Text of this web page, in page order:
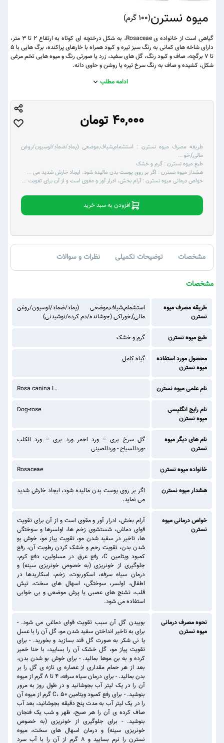
میوه نسترن(100 گرم )
گیاهی است از خانواده ی Rosaceae، به شکل درختچه ای کوتاه به ارتفاع 2 تا 3 متر،
دارای شاخه های کمانی به رنگ سبز تیره و کبود همراه با خارهای پراکنده، برگ هایی با 5
تا 7 برگچه، صاف و کبود رنگ، گل های سفید، زرد یا صورتی رنگ و میوه هایی تخم مرغی
شکل، کشیده و صاف به رنگ سرخ تیره یا روشن و حاوی دانه.
ادامه مطلب
40,000 تومان
طریقه مصرف میوه نسترن : استشمام,شیاف,موضعی (پماد/ضماد/لوسیون/روغن
مالی),خو...
طبع میوه نسترن : گرم و خشک
هشدار میوه نسترن : اگر بر روی پوست بدن مالیده شود، ایجاد خارش شدید می...
خواص درمانی میوه نسترن :آرام بخش، ادرار آور و مقوی است و از آن برای تقویت...
افزودن به سبد خرید
مشخصات توضیحات تکمیلی نظرات و سوالات
مشخصات
طریقه مصرف میوه
نسترن
استشمام,شیاف,موضعی (پماد/ضماد/لوسیون/روغن
مالی),خوراکی (جوشانده/دم کرده/نوشیدنی)
طبع میوه نسترن گرم و خشک
محصول مورد استفاده
میوه نسترن
گیاه کامل
نام علمی میوه نسترن Rosa canina L.
نام رایج انگلیسی
میوه نسترن
Dog-rose
نام های دیگر میوه
نسترن
گل سرخ بری – ورد احمر ورد بری – ورد الکلب
-وردالسیاح - وردالصینی
خانواده میوه نسترن Rosaceae
هشدار میوه نسترن
اگر بر روی پوست بدن مالیده شود، ایجاد خارش شدید
می نماید.
خواص درمانی میوه
نسترن
آرام بخش، ادرار آور و مقوی است و از آن برای تقویت
قوای دماغی، شستشوی زخم ها، اولسرها و سوختگی
ها، تاخیر در سفید شدن مو، تقویت پیاز مو، خوش بو
شدن بدن، تقویت رحم و خشک کردن رطوبت آن، رفع
کمبود ویتامین C، رفع عرق در مسلولین، دفع کرم،
جلوگیری از خونریزی (به خصوص خونریزی سینه) و
درمان سیاه سرفه، اسکوربوت، زخم، اسکاریدها در
اطفال، اولسر، سوختگی، اسهال های سخت، تپش
قلب، تشنج های عصبی یا پرش موضعی و بی خوابی
استفاده می شود.
نحوه مصرف درمانی
میوه نسترن
بوییدن گل آن سبب تقویت قوای دماغی می شود. -
برای به تاخیر انداختن سفید شدن مو، گل آن را با عسل
یا نی شکر به صورت گل قند بسازید و بخورید. - برای
تقویت پیاز مو، گل خشک آن را بسایید، با حنا خمیر
کرده و به بن موها بمالید. - برای خوش بو شدن بدن،
بعد از هر حمام مقداری از عصاره ی تازه ی گل را بر
بدن بمالید. - برای درمان سیاه سرفه، 4 تا 8 گرم از میوه
آن را در یک لیتر آب بجوشانید و در طول روز به مرور
بنوشید. - برای رفع کمبود ویتامین C، 50 گرم از میوه آن
را در یک لیتر آب به مدت پنج دقیقه بجوشانید، بعد آب
صاف کرده ی آن را هر صبح، ظهر و شب یک فنجان
بنوشید. - برای جلوگیری از خونریزی (به خصوص
خونریزی سینه) و درمان اسهال های سخت، میوه
نسترن را نرم بسایید و 8 گرم از آن را با آب سرد